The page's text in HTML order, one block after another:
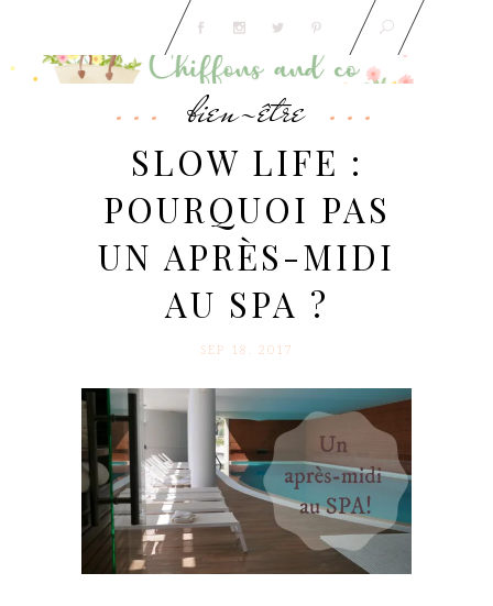
bien-être
SLOW LIFE :
POURQUOI PAS
UN APRÈS-MIDI
AU SPA ?
SEP 18. 2017